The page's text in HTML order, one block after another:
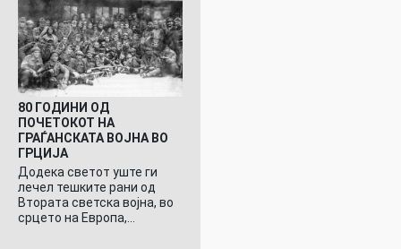
80 ГОДИНИ ОД
ПОЧЕТОКОТ НА
ГРАЃАНСКАТА ВОЈНА ВО
ГРЦИЈА
Додека светот уште ги
лечел тешките рани од
Втората светска војна, во
срцето на Европа,…